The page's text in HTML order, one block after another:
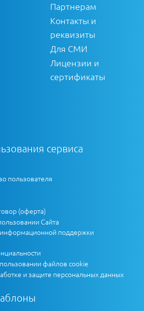
Партнерам
Контакты и
реквизиты
Для СМИ
Лицензии и
сертификаты
сервиса
пользователя
(оферта)
Сайта
поддержки
файлов cookie
и защите персональных данных